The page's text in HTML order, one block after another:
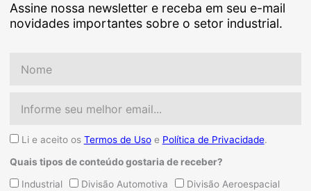
Assine nossa newsletter e receba em seu e-mail
novidades importantes sobre o setor industrial.
AceiteLi e aceito os Termos de Usoe Política de Privacidade.
Quais tipos de conteúdo gostaria de receber?
QuaisIndustrial Divisão Automotiva Divisão Aeroespacial